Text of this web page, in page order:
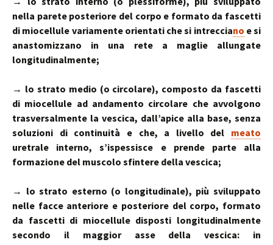
nella parete posteriore del corpo e formato da fascetti
di miocellule variamente orientati che si intreccia­no e si
anastomizzano in una rete a maglie al­lungate
longitudinalmente;
→ lo strato medio (o circolare), composto da fascetti
di miocellule ad andamento circolare che avvolgono
trasversalmente la vescica, dall’apice alla base, senza
soluzioni di continuità e che, a livello del meato
uretrale interno, s’ispessisce e prende parte alla
formazione del muscolo sfin­tere della vescica;
→ lo strato esterno (o longitudi­nale), più sviluppato
nelle facce anteriore e posteriore del corpo, formato
da fascetti di miocellule disposti longitudinalmente
secondo il maggior asse della vescica: in